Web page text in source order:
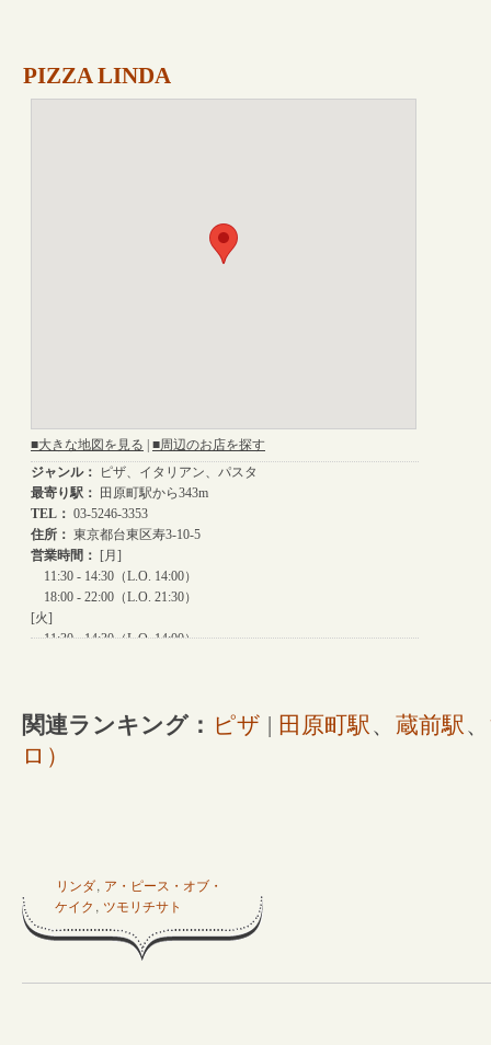
PIZZA LINDA
関連ランキング： ピザ | 田原町駅、 蔵前駅、
ロ）
リンダ, ア・ピース・オブ・
ケイク , ツモリチサト